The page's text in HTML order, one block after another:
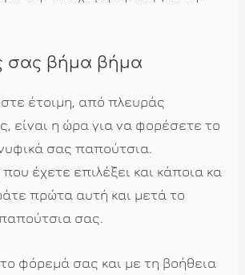
σας βήμα βήμα
έτοιμη, από πλευράς
είναι η ώρα για να φορέσετε το
σας παπούτσια.
έχετε επιλέξει και κάποια κα
πρώτα αυτή και μετά το
σας.
φόρεμά σας και με τη βοήθεια